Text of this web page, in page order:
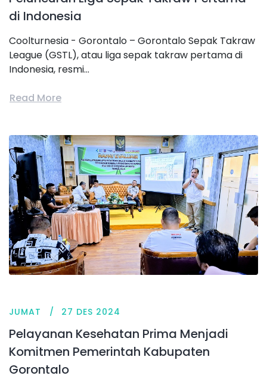
di Indonesia
Coolturnesia - Gorontalo – Gorontalo Sepak Takraw
League (GSTL), atau liga sepak takraw pertama di
Indonesia, resmi...
Read More
JUMAT 27 DES 2024
Pelayanan Kesehatan Prima Menjadi
Komitmen Pemerintah Kabupaten
Gorontalo